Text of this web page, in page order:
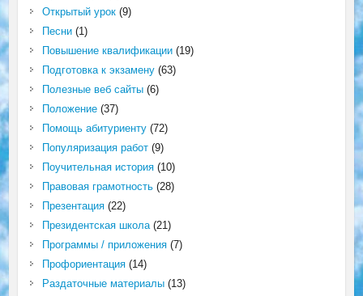
Открытый урок(9)
Песни(1)
Повышение квалификации(19)
Подготовка к экзамену(63)
Полезные веб сайты(6)
Положение(37)
Помощь абитуриенту(72)
Популяризация работ(9)
Поучительная история(10)
Правовая грамотность(28)
Презентация(22)
Президентская школа(21)
Программы / приложения(7)
Профориентация(14)
Раздаточные материалы(13)